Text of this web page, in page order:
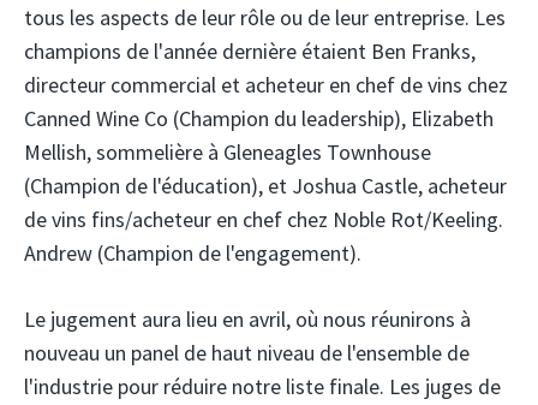
tous les aspects de leur rôle ou de leur entreprise. Les
champions de l'année dernière étaient Ben Franks,
directeur commercial et acheteur en chef de vins chez
Canned Wine Co (Champion du leadership), Elizabeth
Mellish, sommelière à Gleneagles Townhouse
(Champion de l'éducation), et Joshua Castle, acheteur
de vins fins/acheteur en chef chez Noble Rot/Keeling.
Andrew (Champion de l'engagement).
Le jugement aura lieu en avril, où nous réunirons à
nouveau un panel de haut niveau de l'ensemble de
l'industrie pour réduire notre liste finale. Les juges de